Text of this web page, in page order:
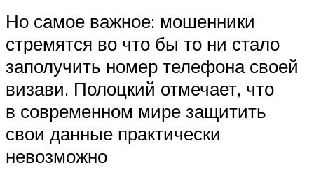
Но самое важное: мошенники
стремятся во что бы то ни стало
заполучить номер телефона своей
визави. Полоцкий отмечает, что
в современном мире защитить
свои данные практически
невозможно